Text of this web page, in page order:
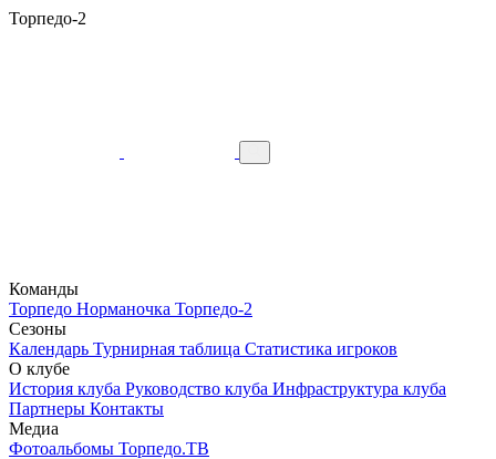
Торпедо-2
Команды
Торпедо Норманочка Торпедо-2
Сезоны
Календарь Турнирная таблица Статистика игроков
О клубе
История клуба Руководство клуба Инфраструктура клуба
Партнеры Контакты
Медиа
Фотоальбомы Торпедо.ТВ